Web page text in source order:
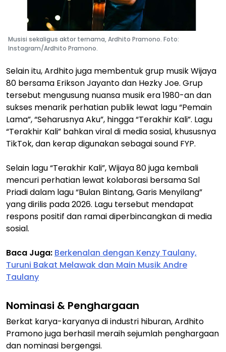
Musisi sekaligus aktor ternama, Ardhito Pramono. Foto:
Instagram/Ardhito Pramono.
Selain itu, Ardhito juga membentuk grup musik Wijaya
80 bersama Erikson Jayanto dan Hezky Joe. Grup
tersebut mengusung nuansa musik era 1980-an dan
sukses menarik perhatian publik lewat lagu “Pemain
Lama”, “Seharusnya Aku”, hingga “Terakhir Kali”. Lagu
“Terakhir Kali” bahkan viral di media sosial, khususnya
TikTok, dan kerap digunakan sebagai sound FYP.
Selain lagu “Terakhir Kali”, Wijaya 80 juga kembali
mencuri perhatian lewat kolaborasi bersama Sal
Priadi dalam lagu “Bulan Bintang, Garis Menyilang”
yang dirilis pada 2026. Lagu tersebut mendapat
respons positif dan ramai diperbincangkan di media
sosial.
Baca Juga: Berkenalan dengan Kenzy Taulany,
Turuni Bakat Melawak dan Main Musik Andre
Taulany
Nominasi & Penghargaan
Berkat karya-karyanya di industri hiburan, Ardhito
Pramono juga berhasil meraih sejumlah penghargaan
dan nominasi bergengsi.